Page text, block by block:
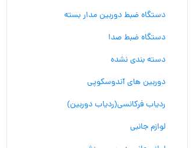
دستگاه ضبط دوربین مدار بسته
دستگاه ضبط صدا
دسته بندی نشده
دوربین های آندوسکوپی
ردیاب فرکانسی(ردیاب دوربین)
لوازم جانبی